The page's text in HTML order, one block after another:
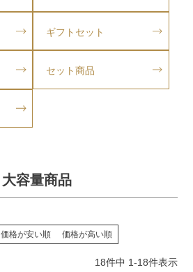
ギフトセット
セット商品
大容量商品
価格が安い順 価格が高い順
18件中 1-18件表示